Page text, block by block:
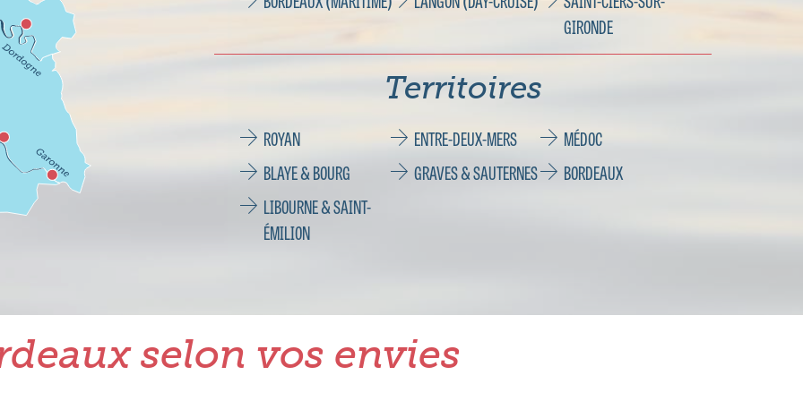
GIRONDE
Territoires
ROYAN ENTRE-DEUX-MERS
MÉDOC
BLAYE & BOURG
GRAVES & SAUTERNES
BORDEAUX
LIBOURNE & SAINT-
ÉMILION
selon vos envies